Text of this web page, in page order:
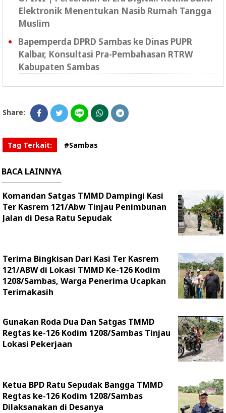
Elektronik Menentukan Nasib Rumah Tangga
Muslim
Bapemperda DPRD Sambas ke Dinas PUPR
Kalbar, Konsultasi Pra-Pembahasan RTRW
Kabupaten Sambas
Share:
Tag Terkait: #Sambas
BACA LAINNYA
Komandan Satgas TMMD Dampingi Kasi
Ter Kasrem 121/Abw Tinjau Penimbunan
Jalan di Desa Ratu Sepudak
Terima Bingkisan Dari Kasi Ter Kasrem
121/ABW di Lokasi TMMD Ke-126 Kodim
1208/Sambas, Warga Penerima Ucapkan
Terimakasih
Gunakan Roda Dua Dan Satgas TMMD
Regtas ke-126 Kodim 1208/Sambas Tinjau
Lokasi Pekerjaan
Ketua BPD Ratu Sepudak Bangga TMMD
Regtas ke-126 Kodim 1208/Sambas
Dilaksanakan di Desanya